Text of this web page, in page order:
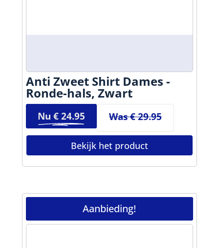
Anti Zweet Shirt Dames -
Ronde-hals, Zwart
Nu €24.95 Was € 29.95
Bekijk het product
Aanbieding!